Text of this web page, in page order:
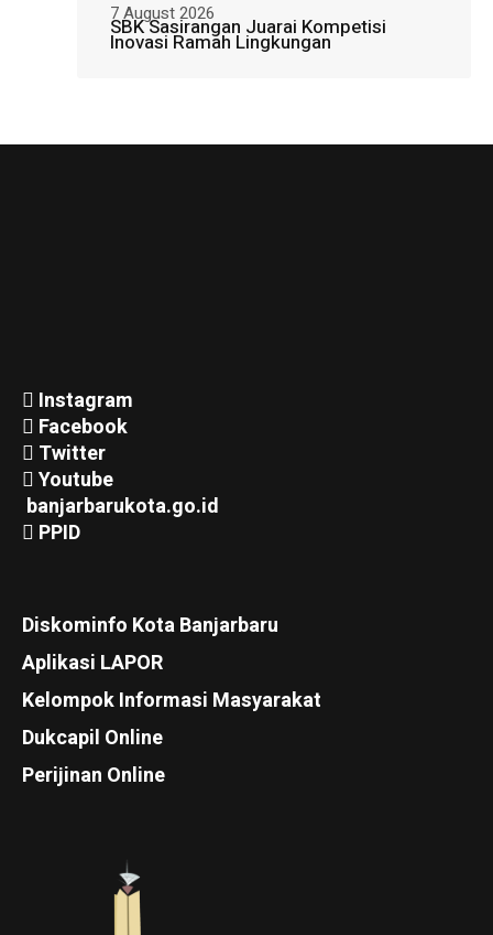
SBK Sasirangan Juarai Kompetisi
Inovasi Ramah Lingkungan
7 August 2026
Instagram
Facebook
Twitter
Youtube
banjarbarukota.go.id
PPID
Diskominfo Kota Banjarbaru
Aplikasi LAPOR
Kelompok Informasi Masyarakat
Dukcapil Online
Perijinan Online